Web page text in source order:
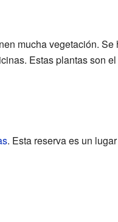
mucha vegetación. Se
Estas plantas son
. Esta reserva es un